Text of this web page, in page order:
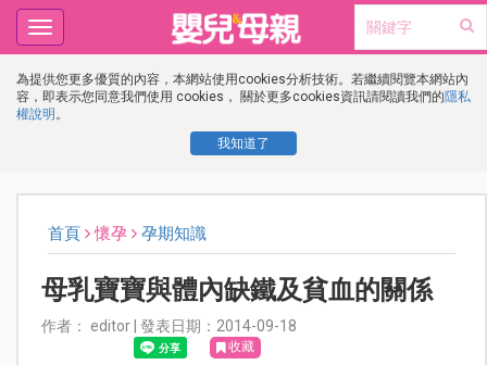
為提供您更多優質的內容，本網站使用cookies分析技術。若繼續閱覽本網站內
容，即表示您同意我們使用 cookies， 關於更多cookies資訊請閱讀我們的隱私
權說明 。
我知道了
Toggle
navigation
首頁 懷孕 孕期知識
母乳寶寶與體內缺鐵及貧血的關係
作者： editor | 發表日期：2014-09-18
收藏